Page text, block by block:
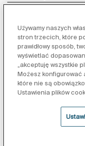
Obsługa klienta
O nas
Używamy naszych
stron trzecich, które
prawidłowy sposób,
wyświetlać
„akceptuję wszystkie
Możesz konfigurować
które nie są
Ustawienia plików